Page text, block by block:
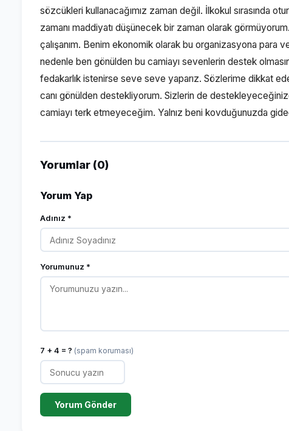
sözcükleri kullanacağımız zaman değil. İlkokul sırasında
zamanı maddiyatı düşünecek bir zaman olarak
çalışanım. Benim ekonomik olarak bu organizasyona para
nedenle ben gönülden bu camiayı sevenlerin destek
fedakarlık istenirse seve seve yaparız. Sözlerime dikkat
canı gönülden destekliyorum. Sizlerin de
camiayı terk etmeyeceğim. Yalnız beni kovduğunuzda
Yorumlar (0)
Yorum Yap
Adınız *
Yorumunuz *
7 + 4 = ? (spam koruması)
Yorum Gönder